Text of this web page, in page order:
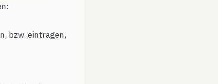
bzw. eintragen,